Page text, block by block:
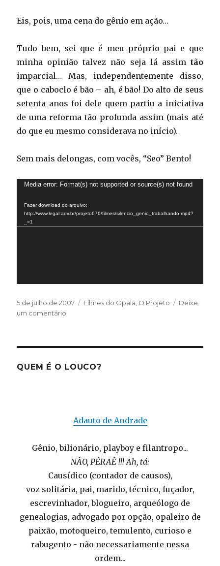
Eis, pois, uma cena do gênio em ação…
Tudo bem, sei que é meu próprio pai e que
minha opinião talvez não seja lá assim tão
imparcial… Mas, independentemente disso,
que o caboclo é bão – ah, é bão! Do alto de seus
setenta anos foi dele quem partiu a iniciativa
de uma reforma tão profunda assim (mais até
do que eu mesmo considerava no início).
Sem mais delongas, com vocês, “Seo” Bento!
Tocador
vídeo
Media error: Format(s) not supported or source(s) not found
Fazer download do arquivo:
http://www.legal.adv.br/projeto676/filmes/silencio_genio_trabalhando.mp4?
_=1
Publicado
em
5 de julho de 2007 Categorias
Filmes do Opala O Projeto
Deixe
um comentário
QUEM É O LOUCO?
Adauto de Andrade
Gênio, bilionário, playboy e filantropo...
NÃO, PÉRAÊ !!! Ah, tá:
Causídico (contador de causos),
voz solitária, pai, marido, técnico, fuçador,
escrevinhador, blogueiro, arqueólogo de
genealogias, advogado por opção, opaleiro de
paixão, motoqueiro, temulento, curioso e
rabugento - não necessariamente nessa
ordem...